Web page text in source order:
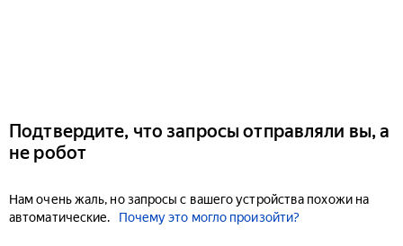
Подтвердите, что запросы отправляли вы, а
не робот
Нам очень жаль, но запросы с вашего устройства похожи на
автоматические.
Почему это могло произойти?